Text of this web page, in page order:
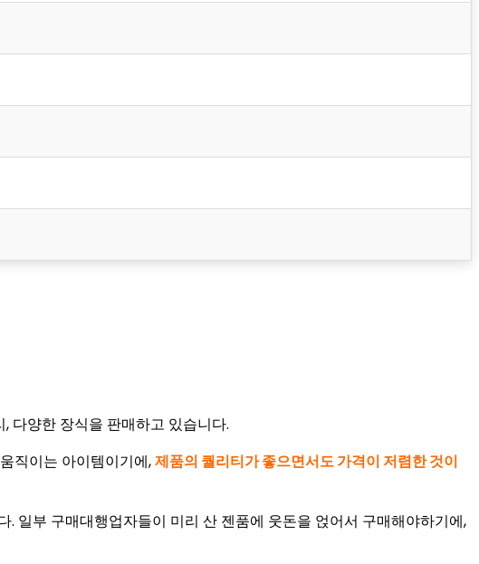
다양한 장식을 판매하고 있습니다.
직이는 아이템이기에,제품의 퀄리티가 좋으면서도 가격이 저렴한 것이
일부 구매대행업자들이 미리 산 젠품에 웃돈을 얹어서 구매해야하기에,